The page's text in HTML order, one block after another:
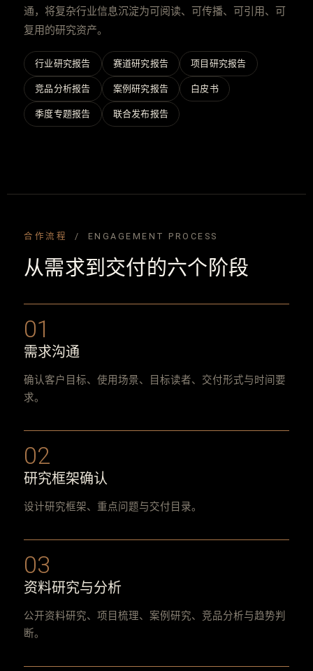
通，将复杂行业信息沉淀为可阅读、可传播、可引用、可
复用的研究资产。
行业研究报告 赛道研究报告 项目研究报告
竞品分析报告 案例研究报告 白皮书
季度专题报告 联合发布报告
合作流程 / ENGAGEMENT PROCESS
从需求到交付的六个阶段
01
需求沟通
确认客户目标、使用场景、目标读者、交付形式与时间要
求。
02
研究框架确认
设计研究框架、重点问题与交付目录。
03
资料研究与分析
公开资料研究、项目梳理、案例研究、竞品分析与趋势判
断。